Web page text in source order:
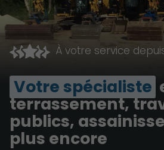
À votre service
Votre spécialiste
terrassement,
publics,
plus encore